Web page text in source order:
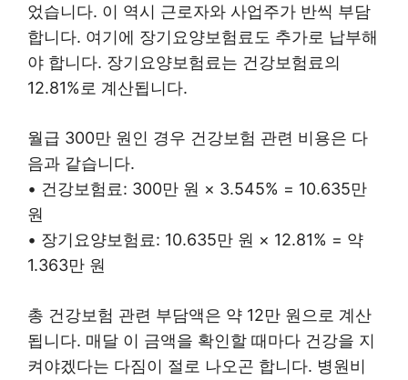
었습니다. 이 역시 근로자와 사업주가 반씩 부담
합니다. 여기에 장기요양보험료도 추가로 납부해
야 합니다. 장기요양보험료는 건강보험료의
12.81%로 계산됩니다.
월급 300만 원인 경우 건강보험 관련 비용은 다
음과 같습니다.
• 건강보험료: 300만 원 × 3.545% = 10.635만
원
• 장기요양보험료: 10.635만 원 × 12.81% = 약
1.363만 원
총 건강보험 관련 부담액은 약 12만 원으로 계산
됩니다. 매달 이 금액을 확인할 때마다 건강을 지
켜야겠다는 다짐이 절로 나오곤 합니다. 병원비